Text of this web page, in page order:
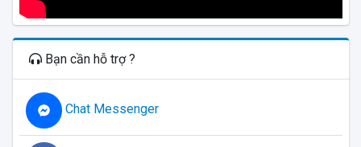
Bạn cần hỗ trợ ?
Chat Messenger